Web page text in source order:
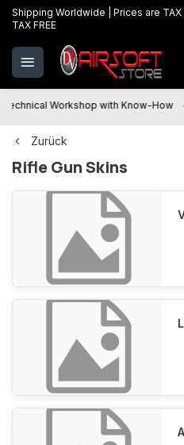
Shipping Worldwide | Prices are
TAX FREE
Technical Workshop with Know-How
Zurück
Rifle Gun Skins